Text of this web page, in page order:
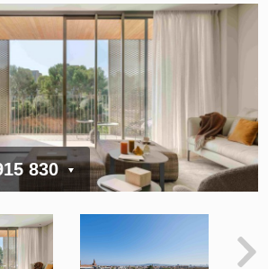
830